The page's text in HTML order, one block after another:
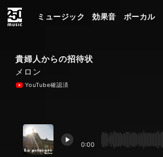
ミュージック 効果音 ボーカル
貴婦人からの招待状
メロン
YouTube確認済
0:00